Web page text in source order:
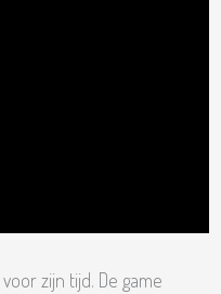
zijn tijd. De game